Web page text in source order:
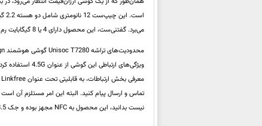
است. این چیپ‌ست 12 نانومتری شامل دو هسته 2.2 گیگاهرتزی
می‌برد. گفتنی‌ست، این محصول دارای 4 یا 8 گیگابایت رم و 256 گیگابایت حافظه داخلی است که ظاهراً امکان ارتقاء آن وجود ندارد.
ویژگی‌های ارتباطی این گوشی از عنوان 4.5G استفاده کرده، ظاهراً این عبارت صرفاً جنبه تبلیغاتی داشته و عملاً با یک گوشی 4G دو سیم‌کارته روبرو هستیم.
نیست بدانید، این محصول به NFC مجهز بوده و جک 3.5 میلی‌متری هدفون نیز برای آن پیش‌بینی شده است.